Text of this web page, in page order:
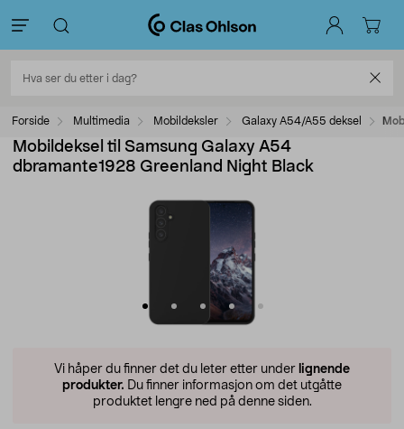
Forside Multimedia Mobildeksler Galaxy A54/A55 deksel
Mobildeksel til Samsung Galaxy A54
dbramante1928 Greenland Night Black
Vi håper du finner det du leter etter under lignende
produkter. Du finner informasjon om det utgåtte
produktet lengre ned på denne siden.